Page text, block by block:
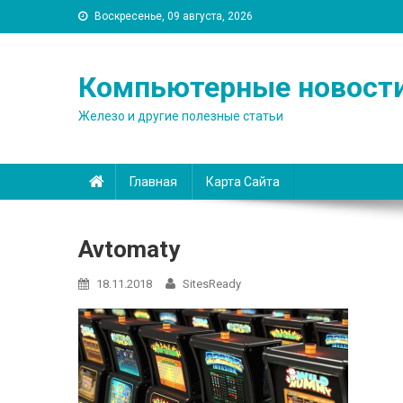
Воскресенье, 09 августа, 2026
Компьютерные
Железо и другие полезные статьи
Главная Карта Сайта
Avtomaty
18.11.2018 SitesReady